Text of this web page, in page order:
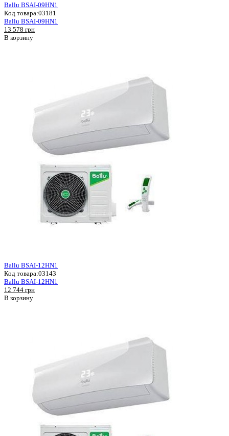
Ballu BSAI-09HN1
Код товара:03181
Ballu BSAI-09HN1
13 578 грн
В корзину
Ballu BSAI-12HN1
Код товара:03143
Ballu BSAI-12HN1
12 744 грн
В корзину